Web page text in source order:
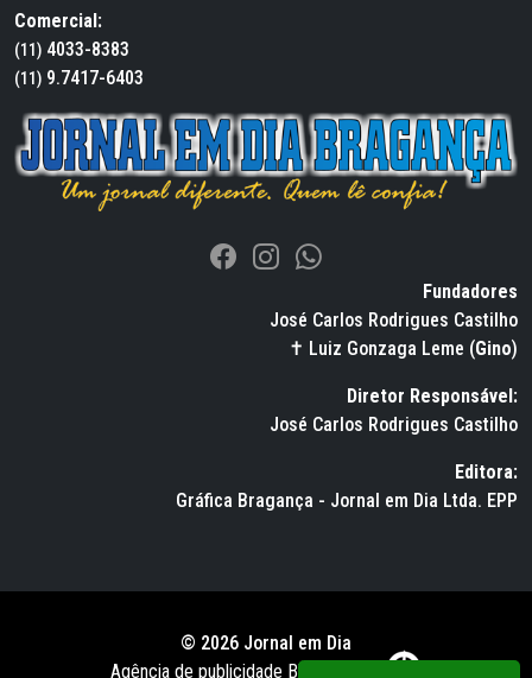
Comercial:
(11) 4033-8383
(11) 9.7417-6403
Fundadores
José Carlos Rodrigues Castilho
✝ Luiz Gonzaga Leme (Gino)
Diretor Responsável:
José Carlos Rodrigues Castilho
Editora:
Gráfica Bragança - Jornal em Dia Ltda. EPP
© 2026 Jornal em Dia
Agência de publicidade BWS RUSSO